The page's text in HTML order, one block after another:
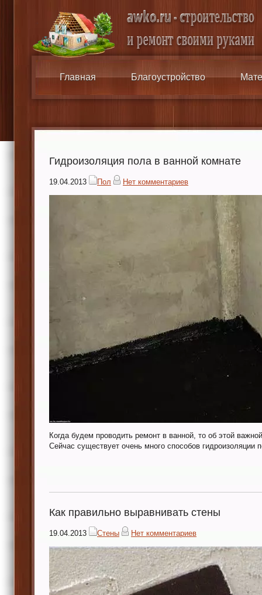
Главная Благоустройство
Гидроизоляция пола в ванной комнате
19.04.2013 Пол Нет комментариев
Когда будем проводить ремонт в ванной, то об этой
Сейчас существует очень много способов гидроизоляции
Как правильно выравнивать стены
19.04.2013 Стены Нет комментариев